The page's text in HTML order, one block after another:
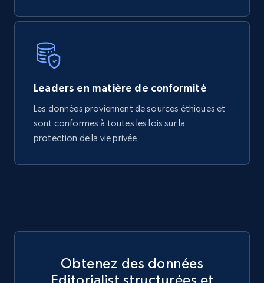
Leaders en matière de conformité
Les données proviennent de sources éthiques et
sont conformes à toutes les lois sur la
protection de la vie privée.
Obtenez des données